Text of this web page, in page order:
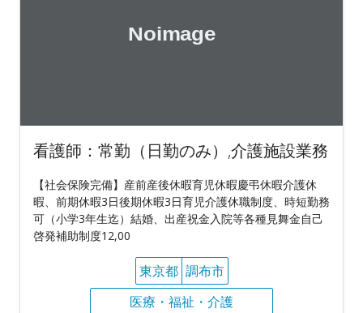
看護師：常勤（日勤のみ）,介護施設業務
【社会保険完備】産前産後休暇育児休暇慶弔休暇介護休
暇、前期休暇3日後期休暇3日育児介護休職制度、時短勤務
可（小学3年生迄）結婚、出産祝金入院等各種見舞金自己
啓発補助制度12,00
東京都 調布市
医療・福祉・介護